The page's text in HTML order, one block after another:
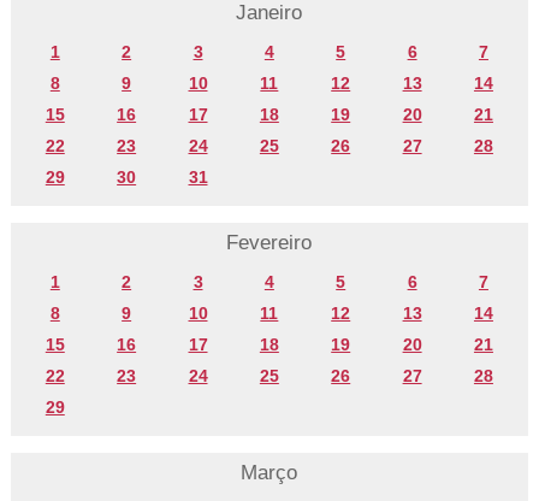
Janeiro
1 2 3 4 5 6
7
8
9 10 11 12 13
14
15
16 17 18 19 20
21
22
23 24 25 26 27
28
29
30 31
Fevereiro
1 2 3 4 5 6
7
8
9 10 11 12 13
14
15
16 17 18 19 20
21
22
23 24 25 26 27
28
29
Março